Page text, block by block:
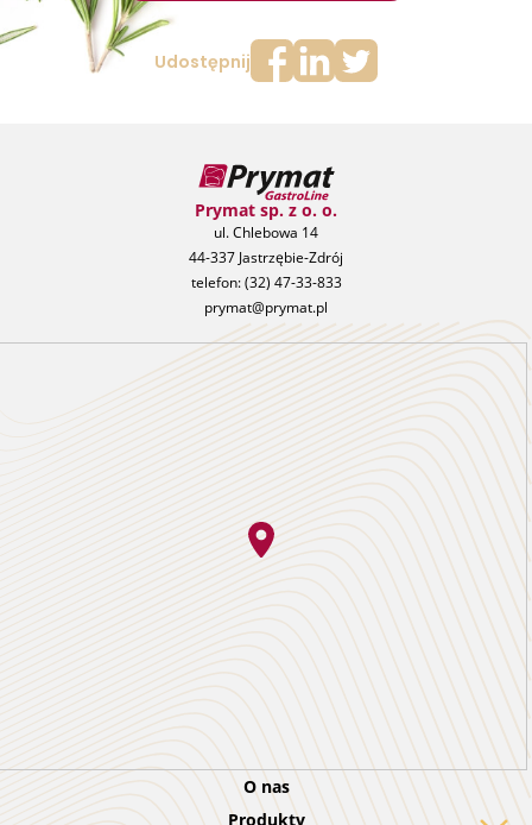
Udostępnij
Prymat sp. z o. o.
ul. Chlebowa 14
44-337 Jastrzębie-Zdrój
telefon:(32) 47-33-833
prymat@prymat.pl
O nas
Produkty